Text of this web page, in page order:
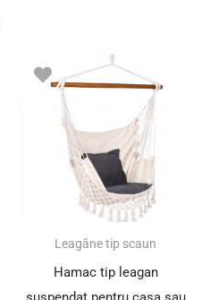
Leagăne tip scaun
Hamac tip leagan